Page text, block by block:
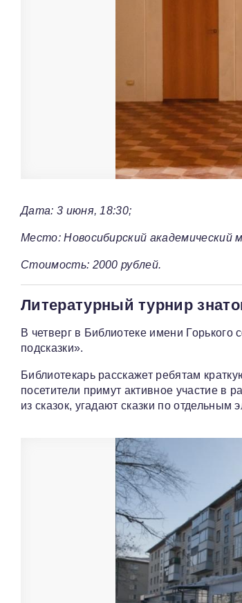
Дата: 3 июня, 18:30;
Место: Новосибирский академический
Стоимость: 2000 рублей.
Литературный турнир
В четверг в Библиотеке имени Горького
подсказки».
Библиотекарь расскажет ребятам
посетители примут активное участие
из сказок, угадают сказки по отдельным